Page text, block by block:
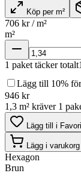
Köp per m²
706 kr / m²
m²
1 paket täcker totalt
Lägg till 10%
946 kr
1,3 m² kräver 1
Lägg till i
Lägg i varukorg
Hexagon
Brun